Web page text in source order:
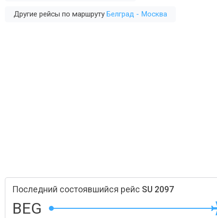
Другие рейсы по маршруту Белград - Москва
Последний состоявшийся рейс SU 2097
BEG